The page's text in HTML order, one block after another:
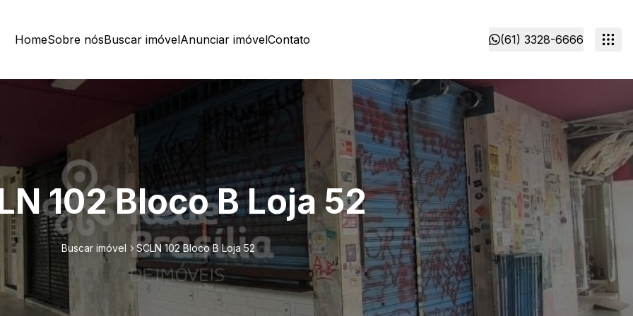
HomeSobre nósBuscar imóvelAnunciar imóvelContato (61) 3328-6666
102 Bloco B Loja 52
Buscar imóvel SCLN 102 Bloco B Loja 52